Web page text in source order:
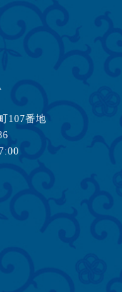
107番地